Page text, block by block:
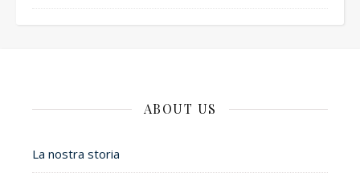
ABOUT US
La nostra storia